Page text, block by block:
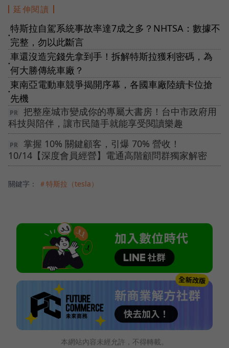
延伸閱讀
●
特斯拉自駕系統事故率達7成之多？NHTSA：數據不
完整，勿以此斷言
●
車還沒造完錢先拿到手！拆解特斯拉獲利密碼，為
何大勝傳統車廠？
●
東南亞電動車競爭揭開序幕，各國車廠陸續卡位搶
先機
把整座城市變成你的專屬大書房！台中市政府用
科技與陪伴，讓市民隨手就能享受閱讀樂趣
掌握 10% 關鍵顧客，引爆 70% 營收！
10/14【深度會員經營】電通高階顧問群獨家解密
關鍵字： ＃特斯拉（tesla）
本網站內容未經允許，不得轉載。